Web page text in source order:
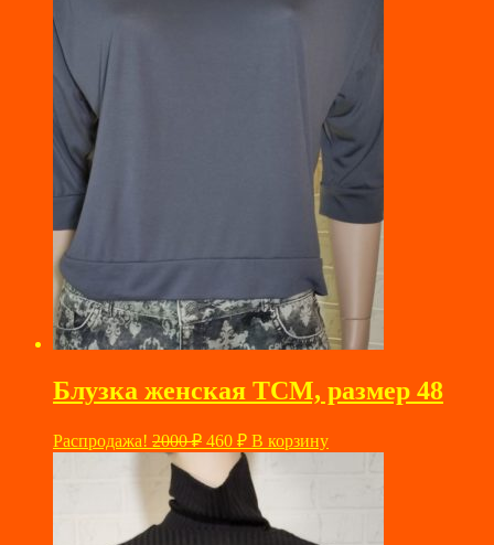
Блузка женская ТСМ, размер 48
Распродажа! 2000₽ Первоначальная
цена
составляла
2000 ₽.
460 ₽Текущая
цена:
460 ₽.
В корзину